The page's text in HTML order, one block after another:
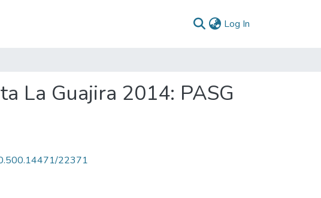
Log In
La Guajira 2014: PASG
22371